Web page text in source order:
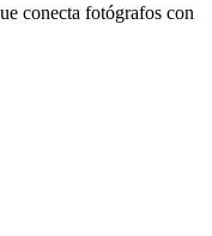
conecta fotógrafos con